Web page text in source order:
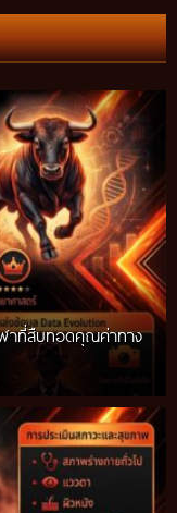
บทอดผ่านภูมิปัญญา
าที่สืบทอดคุณค่าทาง